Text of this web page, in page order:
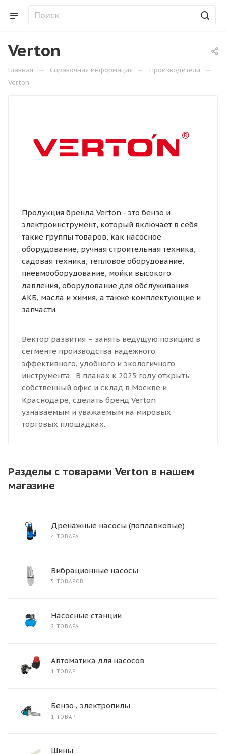
Verton
Главная — Справочная информация — Производители —
Verton
Продукция бренда Verton - это бензо и
электроинструмент, который включает в себя
такие группы товаров, как насосное
оборудование, ручная строительная техника,
садовая техника, тепловое оборудование,
пневмооборудование, мойки высокого
давления, оборудование для обслуживания
АКБ, масла и химия, а также комплектующие и
запчасти.
Вектор развития – занять ведущую позицию в
сегменте производства надежного
эффективного, удобного и экологичного
инструмента. В планах к 2025 году открыть
собственный офис и склад в Москве и
Краснодаре, сделать бренд Verton
узнаваемым и уважаемым на мировых
торговых площадках.
Разделы с товарами Verton в нашем
магазине
Дренажные насосы (поплавковые)
4 ТОВАРА
Вибрационные насосы
5 ТОВАРОВ
Насосные станции
2 ТОВАРА
Автоматика для насосов
1 ТОВАР
Бензо-, электропилы
1 ТОВАР
Шины